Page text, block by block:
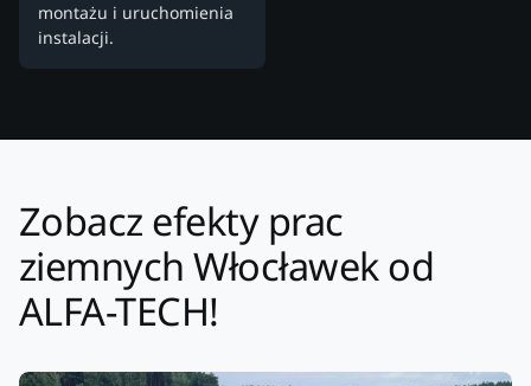
montażu i uruchomienia
instalacji.
Zobacz efekty prac
ziemnych Włocławek od
ALFA-TECH!